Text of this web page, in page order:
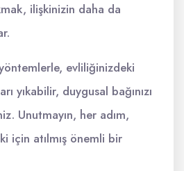
ilişkinizin daha da
evliliğinizdeki
yıkabilir, duygusal bağınızı
Unutmayın, her adım,
için atılmış önemli bir